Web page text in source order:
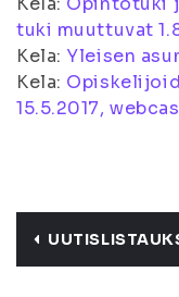
tuki muuttuvat
Kela: Yleisen
Kela:
15.5.2017,